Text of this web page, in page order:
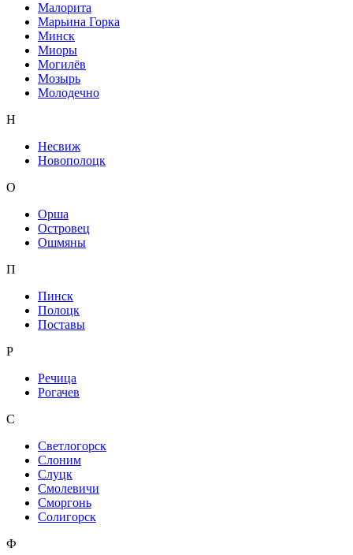
Малорита
Марьина Горка
Минск
Миоры
Могилёв
Мозырь
Молодечно
Н
Несвиж
Новополоцк
О
Орша
Островец
Ошмяны
П
Пинск
Полоцк
Поставы
Р
Речица
Рогачев
С
Светлогорск
Слоним
Слуцк
Смолевичи
Сморгонь
Солигорск
Ф